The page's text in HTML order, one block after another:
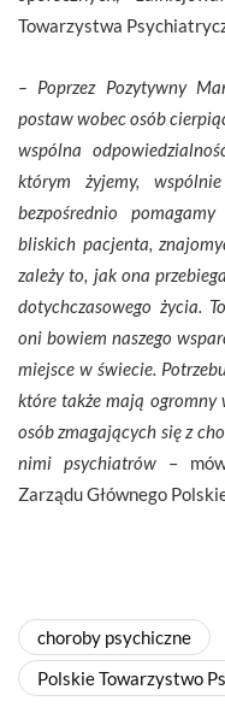
Towarzystwa
– Poprzez Pozytywny
postaw wobec osób
wspólna
którym żyjemy,
bezpośrednio
bliskich pacjenta,
zależy to, jak ona
dotychczasowego życia.
oni bowiem naszego
miejsce w świecie.
które także mają ogromny
osób zmagających się z
nimi psychiatrów –
Zarządu Głównego
choroby psychiczne
Polskie Towarzystwo